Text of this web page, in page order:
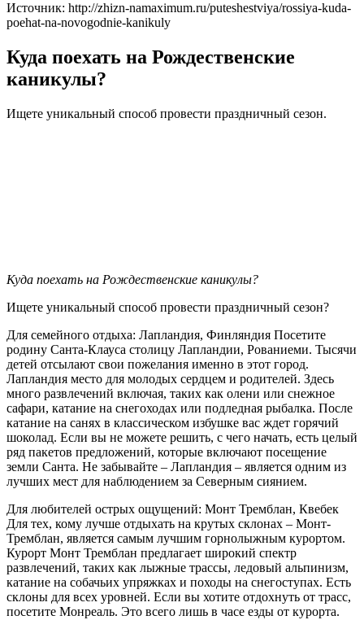
Источник: http://zhizn-namaximum.ru/puteshestviya/rossiya-kuda-
poehat-na-novogodnie-kanikuly
Куда поехать на Рождественские
каникулы?
Ищете уникальный способ провести праздничный сезон.
Куда поехать на Рождественские каникулы?
Ищете уникальный способ провести праздничный сезон?
Для семейного отдыха: Лапландия, Финляндия Посетите
родину Санта-Клауса столицу Лапландии, Рованиеми. Тысячи
детей отсылают свои пожелания именно в этот город.
Лапландия место для молодых сердцем и родителей. Здесь
много развлечений включая, таких как олени или снежное
сафари, катание на снегоходах или подледная рыбалка. После
катание на санях в классическом избушке вас ждет горячий
шоколад. Если вы не можете решить, с чего начать, есть целый
ряд пакетов предложений, которые включают посещение
земли Санта. Не забывайте – Лапландия – является одним из
лучших мест для наблюдением за Северным сиянием.
Для любителей острых ощущений: Монт Тремблан, Квебек
Для тех, кому лучше отдыхать на крутых склонах – Монт-
Тремблан, является самым лучшим горнолыжным курортом.
Курорт Монт Тремблан предлагает широкий спектр
развлечений, таких как лыжные трассы, ледовый альпинизм,
катание на собачьих упряжках и походы на снегоступах. Есть
склоны для всех уровней. Если вы хотите отдохнуть от трасс,
посетите Монреаль. Это всего лишь в часе езды от курорта.